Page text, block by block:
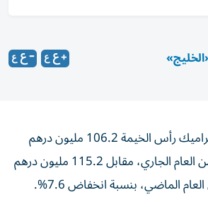
بلغت أرباح شركة سيراميك رأس الخيمة 106.2 مليون درهم
خلال النصف الأول من العام الجاري، مقابل 115.2 مليون درهم
الماضي، بنسبة انخفاض 7.6%.